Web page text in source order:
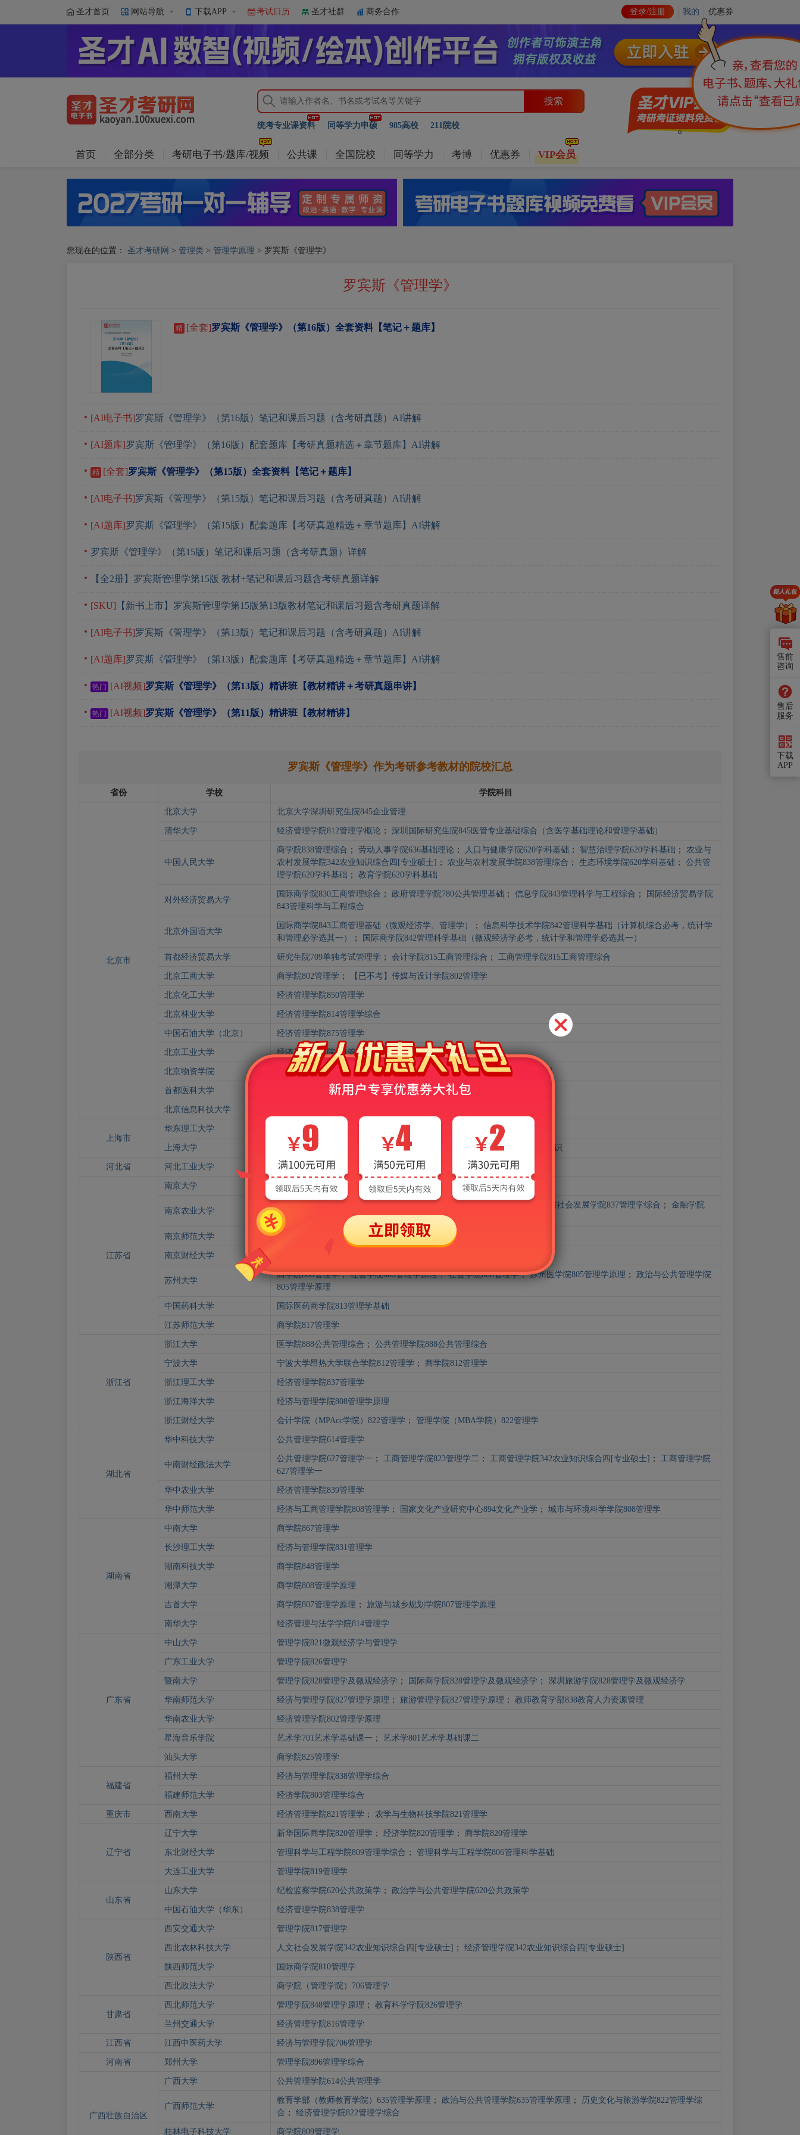
圣才首页 网站导航 下载APP 考试日历 圣才社群 商务合作 登录/注册 我的 优惠券
搜索
统考专业课资料 同等学力申硕 985高校 211院校
首页 全部分类 考研电子书/题库/视频 公共课 全国院校 同等学力 考博 优惠券 VIP会员
您现在的位置： 圣才考研网 > 管理类 > 管理学原理 > 罗宾斯《管理学》
罗宾斯《管理学》
精 [全套]罗宾斯《管理学》（第16版）全套资料【笔记＋题库】
[AI电子书]罗宾斯《管理学》（第16版）笔记和课后习题（含考研真题）AI讲解
[AI题库]罗宾斯《管理学》（第16版）配套题库【考研真题精选＋章节题库】AI讲解
精 [全套]罗宾斯《管理学》（第15版）全套资料【笔记＋题库】
[AI电子书]罗宾斯《管理学》（第15版）笔记和课后习题（含考研真题）AI讲解
[AI题库]罗宾斯《管理学》（第15版）配套题库【考研真题精选＋章节题库】AI讲解
罗宾斯《管理学》（第15版）笔记和课后习题（含考研真题）详解
【全2册】罗宾斯管理学第15版 教材+笔记和课后习题含考研真题详解
[SKU] 【新书上市】罗宾斯管理学第15版第13版教材笔记和课后习题含考研真题详解
[AI电子书]罗宾斯《管理学》（第13版）笔记和课后习题（含考研真题）AI讲解
[AI题库]罗宾斯《管理学》（第13版）配套题库【考研真题精选＋章节题库】AI讲解
热门 [AI视频]罗宾斯《管理学》（第13版）精讲班【教材精讲＋考研真题串讲】
热门 [AI视频]罗宾斯《管理学》（第11版）精讲班【教材精讲】
罗宾斯《管理学》作为考研参考教材的院校汇总
省份 学校 学院科目
北京市
北京大学 北京大学深圳研究生院845企业管理
清华大学 经济管理学院812管理学概论 ； 深圳国际研究生院845医管专业基础综合（含医学基础理论和管理学基础）
中国人民大学
商学院838管理综合 ； 劳动人事学院636基础理论 ； 人口与健康学院620学科基础 ； 智慧治理学院620学科基础 ； 农业与
农村发展学院342农业知识综合四[专业硕士] ； 农业与农村发展学院838管理综合 ； 生态环境学院620学科基础 ； 公共管
理学院620学科基础 ； 教育学院620学科基础
对外经济贸易大学
国际商学院830工商管理综合 ； 政府管理学院780公共管理基础 ； 信息学院843管理科学与工程综合 ；
国际经济贸易学院
843管理科学与工程综合
北京外国语大学
国际商学院843工商管理基础（微观经济学、管理学） ； 信息科学技术学院842管理科学基础（计算机综合必考，统计学
和管理必学选其一）
； 国际商学院842管理科学基础（微观经济学必考，统计学和管理学必选其一）
首都经济贸易大学 研究生院709单独考试管理学 ； 会计学院815工商管理综合 ； 工商管理学院815工商管理综合
北京工商大学 商学院802管理学 ； 【已不考】传媒与设计学院802管理学
北京化工大学 经济管理学院850管理学
北京林业大学 经济管理学院814管理学综合
中国石油大学（北京） 经济管理学院875管理学
北京工业大学 经济与管理学院801管理学
北京物资学院 会计学院811管理学原理；商学院811管理学原理；物流学院811管理学原理
首都医科大学 医学人文学院805管理学基础；公共卫生学院805管理学基础
北京信息科技大学
上海市
华东理工大学 商学院821管理学原理
上海大学 悉尼工商学院827管理学综合理论与知识 管理学院827管理学综合理论与知识
河北省 河北工业大学 经济管理学院872管理学
江苏省
南京大学 商学院823管理学原理 工程管理学院831管理与运筹学
南京农业大学
经济管理学院837管理学综合；经济管理学院873经济管理基础知识；人文与社会发展学院837管理学综合 ； 金融学院
837管理学综合
南京师范大学 金陵女子学院会计学院 ；商学院812管理学 地理科学学院812管理学
南京财经大学
苏州大学
商学院808管理学；社会学院805管理学原理；社会学院808管理学；苏州医学院805管理学原理 ； 政治与公共管理学院
805管理学原理
中国药科大学 国际医药商学院813管理学基础
江苏师范大学 商学院817管理学
浙江省
浙江大学 医学院888公共管理综合 ； 公共管理学院888公共管理综合
宁波大学 宁波大学昂热大学联合学院812管理学 ； 商学院812管理学
浙江理工大学 经济管理学院837管理学
浙江海洋大学 经济与管理学院808管理学原理
浙江财经大学 会计学院（MPAcc学院）822管理学 ； 管理学院（MBA学院）822管理学
湖北省
华中科技大学 公共管理学院614管理学
中南财经政法大学
公共管理学院627管理学一 ； 工商管理学院823管理学二 ； 工商管理学院342农业知识综合四[专业硕士] ； 工商管理学院
627管理学一
华中农业大学 经济管理学院839管理学
华中师范大学 经济与工商管理学院808管理学 ； 国家文化产业研究中心894文化产业学 ； 城市与环境科学学院808管理学
湖南省
中南大学 商学院867管理学
长沙理工大学 经济与管理学院831管理学
湖南科技大学 商学院848管理学
湘潭大学 商学院808管理学原理
吉首大学 商学院807管理学原理 ； 旅游与城乡规划学院807管理学原理
南华大学 经济管理与法学学院814管理学
广东省
中山大学 管理学院821微观经济学与管理学
广东工业大学 管理学院826管理学
暨南大学 管理学院828管理学及微观经济学 ； 国际商学院828管理学及微观经济学 ； 深圳旅游学院828管理学及微观经济学
华南师范大学 经济与管理学院827管理学原理 ； 旅游管理学院827管理学原理 ； 教师教育学部838教育人力资源管理
华南农业大学 经济管理学院802管理学原理
星海音乐学院 艺术学701艺术学基础课一 ； 艺术学801艺术学基础课二
汕头大学 商学院825管理学
福建省
福州大学 经济与管理学院838管理学综合
福建师范大学 经济学院803管理学综合
重庆市 西南大学 经济管理学院821管理学 ； 农学与生物科技学院821管理学
辽宁省
辽宁大学 新华国际商学院820管理学 ； 经济学院820管理学 ； 商学院820管理学
东北财经大学 管理科学与工程学院809管理学综合 ； 管理科学与工程学院806管理科学基础
大连工业大学 管理学院819管理学
山东省
山东大学 纪检监察学院620公共政策学 ； 政治学与公共管理学院620公共政策学
中国石油大学（华东） 经济管理学院838管理学
陕西省
西安交通大学 管理学院817管理学
西北农林科技大学 人文社会发展学院342农业知识综合四[专业硕士] ； 经济管理学院342农业知识综合四[专业硕士]
陕西师范大学 国际商学院810管理学
西北政法大学 商学院（管理学院）706管理学
甘肃省
西北师范大学 管理学院848管理学原理 ； 教育科学学院826管理学
兰州交通大学 经济管理学院816管理学
江西省 江西中医药大学 经济与管理学院706管理学
河南省 郑州大学 管理学院896管理学综合
广西壮族自治区
广西大学 公共管理学院614公共管理学
广西师范大学
教育学部（教师教育学院）635管理学原理 ； 政治与公共管理学院635管理学原理 ；
历史文化与旅游学院822管理学综
合 ； 经济管理学院822管理学综合
桂林电子科技大学 商学院809管理学
售前
咨询
售后
服务
下载
APP